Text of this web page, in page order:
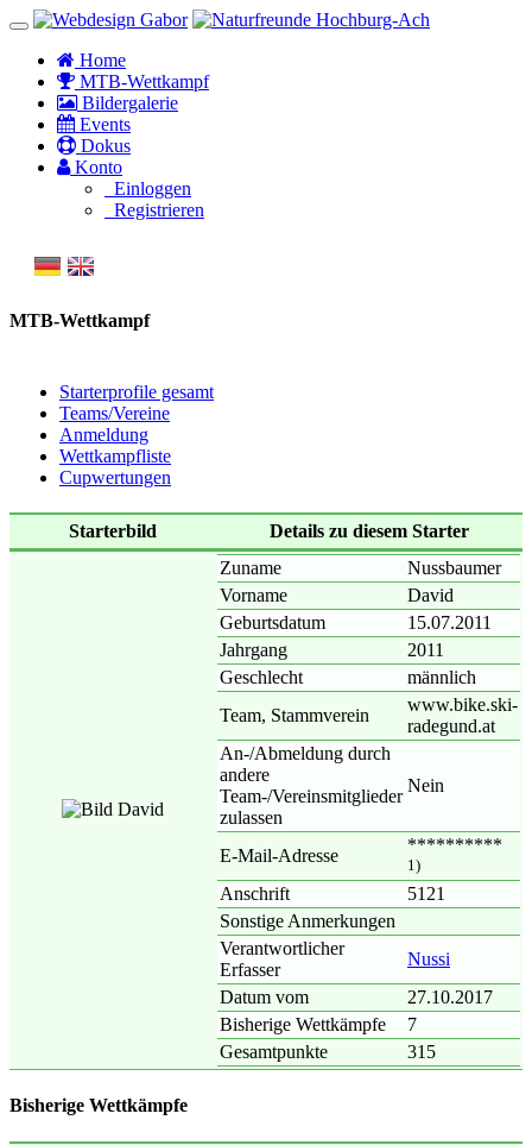
Home
MTB-Wettkampf
Bildergalerie
Events
Dokus
Konto
Einloggen
Registrieren
MTB-Wettkampf
Starterprofile gesamt
Teams/Vereine
Anmeldung
Wettkampfliste
Cupwertungen
Starterbild
Details zu diesem Starter
Zuname
Nussbaumer
Vorname
David
Geburtsdatum
15.07.2011
Jahrgang
2011
Geschlecht
männlich
Team, Stammverein
www.bike.ski-
radegund.at
An-/Abmeldung durch
andere
Team-/Vereinsmitglieder
zulassen
Nein
E-Mail-Adresse
**********
1)
Anschrift
5121
Sonstige Anmerkungen
Verantwortlicher
Erfasser
Nussi
Datum vom
27.10.2017
Bisherige Wettkämpfe
7
Gesamtpunkte
315
Bisherige Wettkämpfe